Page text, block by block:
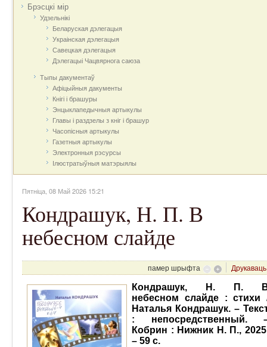
Брэсцкі мір
Удзельнікі
Беларуская дэлегацыя
Украінская дэлегацыя
Савецкая дэлегацыя
Дэлегацыі Чацвярнога саюза
Тыпы дакументаў
Афіцыйныя дакумeнты
Кнігі і брашуры
Энцыклапедычныя артыкулы
Главы і раздзелы з кніг і брашур
Часопісныя артыкулы
Газетныя артыкулы
Электронныя рэсурсы
Ілюстратыўныя матэрыялы
Пятніца, 08 Май 2026 15:21
Кондрашук, Н. П. В
небесном слайде
памер шрыфта
Друкаваць
Кондрашук, Н. П.
небесном слайде : стихи
Наталья Кондрашук. –
: непосредственный.
Кобрин : Нижник Н. П.,
– 59 с.